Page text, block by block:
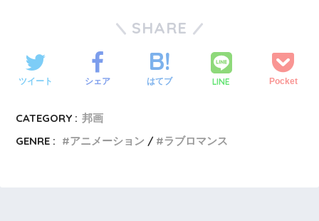
SHARE
ツイート シェア はてブ LINE Pocket
CATEGORY : 邦画
GENRE :
アニメーション ラブロマンス